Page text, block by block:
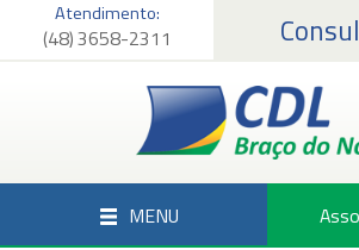
Página Inicial
Atendimento:
(48) 3658-2311
MENU